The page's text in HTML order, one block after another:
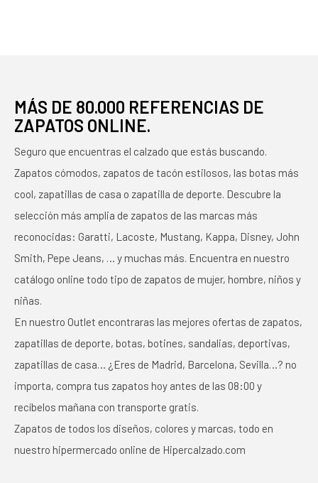
MÁS DE 80.000 REFERENCIAS DE
ZAPATOS ONLINE.
Seguro que encuentras el calzado que estás buscando.
Zapatos cómodos, zapatos de tacón estilosos, las botas más
cool, zapatillas de casa o zapatilla de deporte. Descubre la
selección más amplia de zapatos de las marcas más
reconocidas: Garatti, Lacoste, Mustang, Kappa, Disney, John
Smith, Pepe Jeans, … y muchas más. Encuentra en nuestro
catálogo online todo tipo de zapatos de mujer, hombre, niños y
niñas.
En nuestro Outlet encontraras las mejores ofertas de zapatos,
zapatillas de deporte, botas, botines, sandalias, deportivas,
zapatillas de casa… ¿Eres de Madrid, Barcelona, Sevilla…? no
importa, compra tus zapatos hoy antes de las 08:00 y
recíbelos mañana con transporte gratis.
Zapatos de todos los diseños, colores y marcas, todo en
nuestro hipermercado online de Hipercalzado.com